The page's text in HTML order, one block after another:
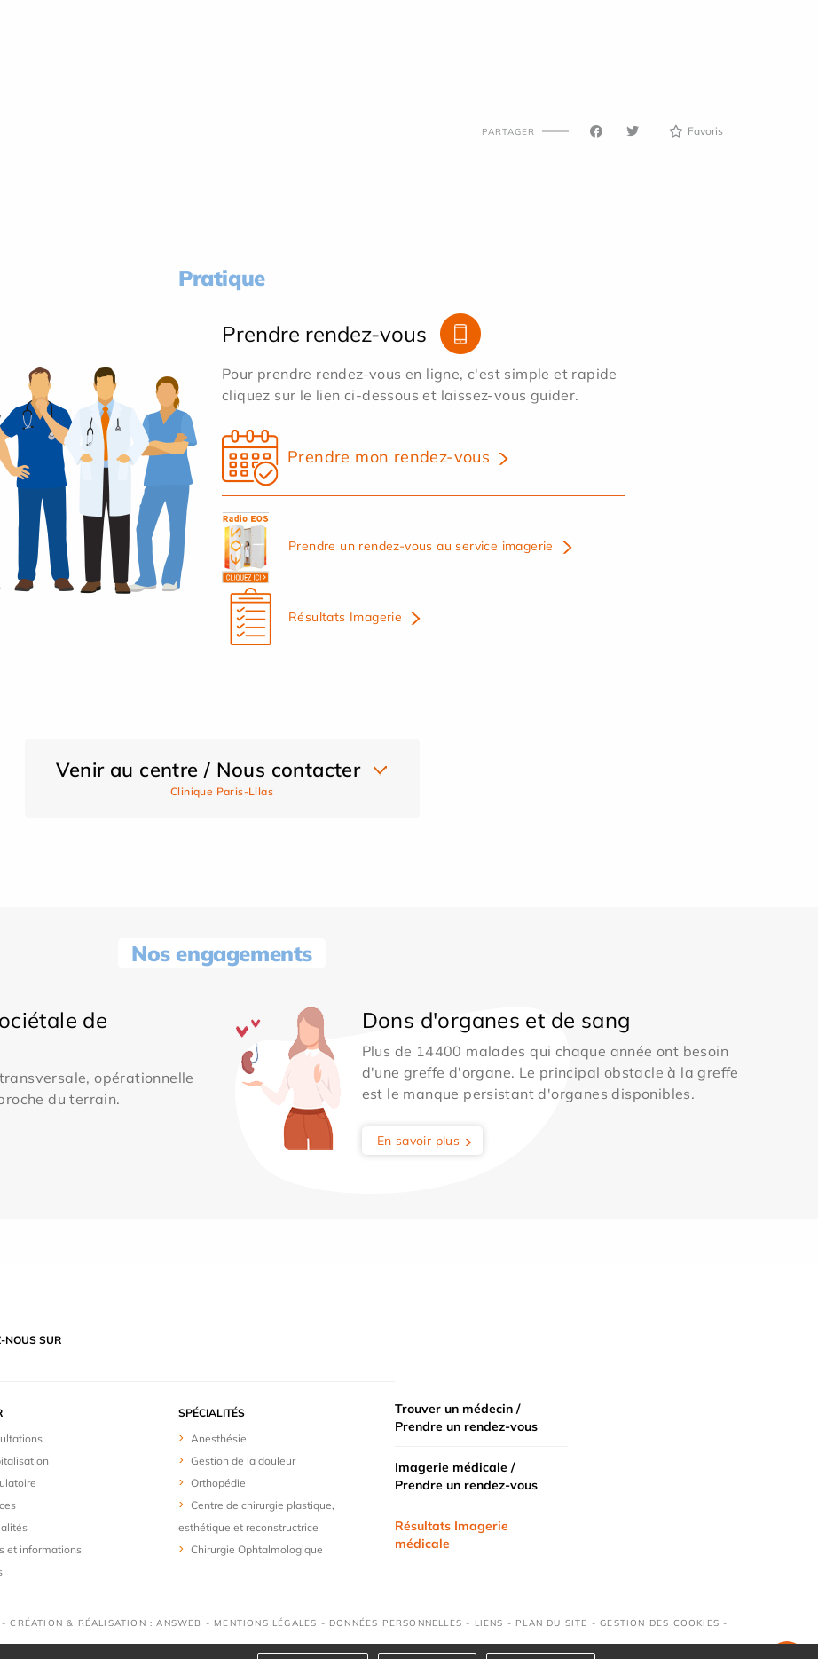
PARTAGER Favoris
Pratique
Prendre rendez-vous
Pour prendre rendez-vous en ligne, c'est simple et rapide
cliquez sur le lien ci-dessous et laissez-vous guider.
Prendre mon rendez-vous
Prendre un rendez-vous au service imagerie
Résultats Imagerie
Venir au centre / Nous contacter
Clinique Paris-Lilas
Nos engagements
de
opérationnelle
du terrain.
Dons d'organes et de sang
Plus de 14400 malades qui chaque année ont besoin
d'une greffe d'organe. Le principal obstacle à la greffe
est le manque persistant d'organes disponibles.
En savoir plus
NOUS SUR
et informations
SPÉCIALITÉS
Anesthésie
Gestion de la douleur
Orthopédie
Centre de chirurgie plastique,
esthétique et reconstructrice
Chirurgie Ophtalmologique
Trouver un médecin /
Prendre un rendez-vous
Imagerie médicale /
Prendre un rendez-vous
Résultats Imagerie
médicale
CRÉATION & RÉALISATION : ANSWEB - MENTIONS LÉGALES - DONNÉES PERSONNELLES - LIENS - PLAN DU SITE -GESTION DES COOKIES -